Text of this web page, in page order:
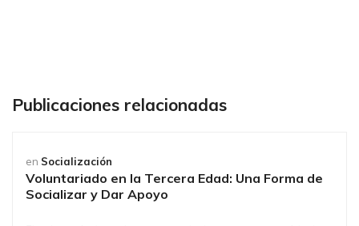
Publicaciones relacionadas
en Socialización
Voluntariado en la Tercera Edad: Una Forma de
Socializar y Dar Apoyo